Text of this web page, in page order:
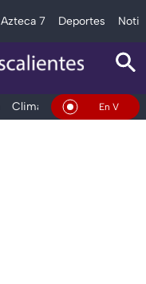
Azteca 7 Deportes
Clima DeportesEn Vivo